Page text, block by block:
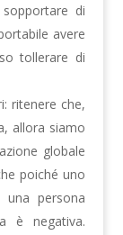
di
avere
tollerare di
ritenere che,
allora siamo
globale
poiché uno
persona
è negativa.